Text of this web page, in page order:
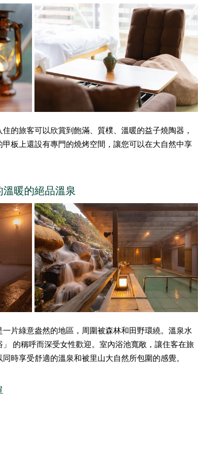
的旅客可以欣賞到飽滿、質樸、溫暖的益子燒陶器，
板上還設有專門的燒烤空間，讓您可以在大自然中享
暖的絕品溫泉
片綠意盎然的地區，周圍被森林和田野環繞。溫泉水
的稱呼而深受女性歡迎。室內浴池寬敞，讓住客在旅
時享受舒適的溫泉和被里山大自然所包圍的感覺。